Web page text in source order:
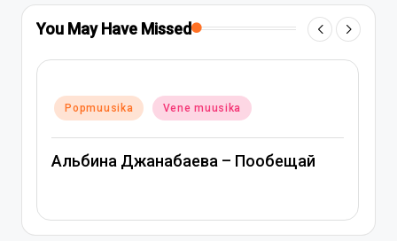
You May Have Missed
in
Popmuusika Vene muusika
Митя Фомин и Альбина Джанабаева –
Спасибо, сердце